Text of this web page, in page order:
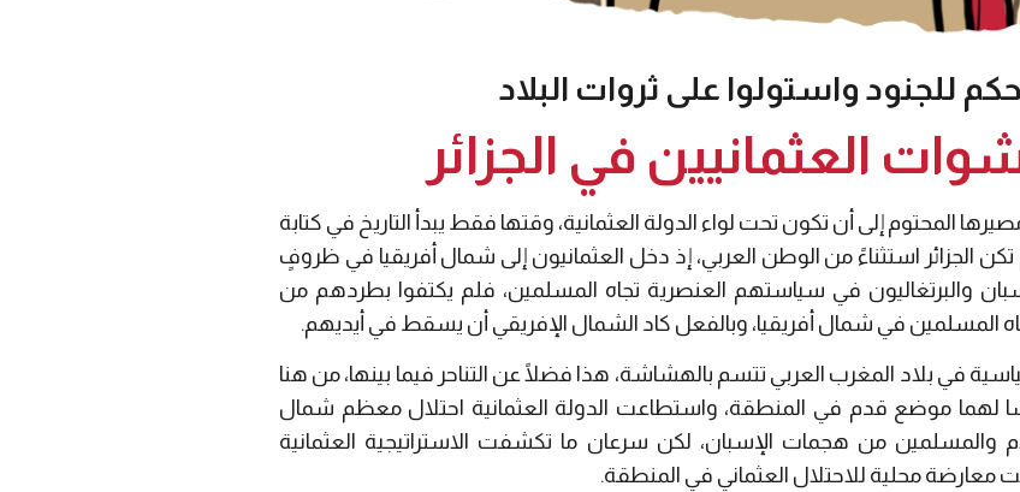
للجنود واستولوا على ثروات البلاد
العثمانيين في الجزائر
المحتوم إلى أن تكون تحت لواء الدولة العثمانية، وقتها فقط يبدأ التاريخ في كتابة
الجزائر استثناءً من الوطن العربي، إذ دخل العثمانيون إلى شمال أفريقيا في ظروفٍ
والبرتغاليون في سياستهم العنصرية تجاه المسلمين، فلم يكتفوا بطردهم من
المسلمين في شمال أفريقيا، وبالفعل كاد الشمال الإفريقي أن يسقط في أيديهم.
في بلاد المغرب العربي تتسم بالهشاشة، هذا فضلًا عن التناحر فيما بينها، من هنا
لهما موضع قدم في المنطقة، واستطاعت الدولة العثمانية احتلال معظم شمال
والمسلمين من هجمات الإسبان، لكن سرعان ما تكشفت الاستراتيجية العثمانية
معارضة محلية للاحتلال العثماني في المنطقة.